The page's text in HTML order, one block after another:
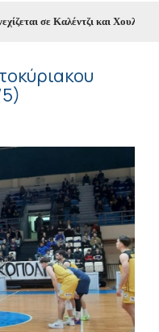
σε Καλέντζι και Χουλιαράδες